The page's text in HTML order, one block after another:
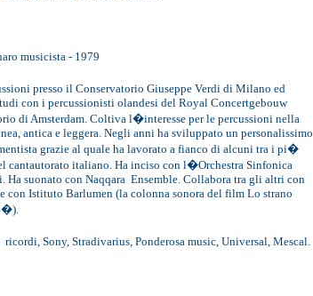
musicista - 1979
presso il Conservatorio Giuseppe Verdi di Milano ed
con i percussionisti olandesi del Royal Concertgebouw
di Amsterdam. Coltiva l�interesse per le percussioni nella
antica e leggera. Negli anni ha sviluppato un personalissimo
grazie al quale ha lavorato a fianco di alcuni tra i pi�
cantautorato italiano. Ha inciso con l�Orchestra Sinfonica
Ha suonato con Naqqara Ensemble. Collabora tra gli altri con
con Istituto Barlumen (la colonna sonora del film Lo strano
ricordi, Sony, Stradivarius, Ponderosa music, Universal, Mescal.